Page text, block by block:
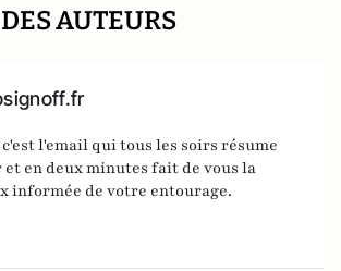
AUTEURS
l'email qui tous les soirs résume
en deux minutes fait de vous la
informée de votre entourage.